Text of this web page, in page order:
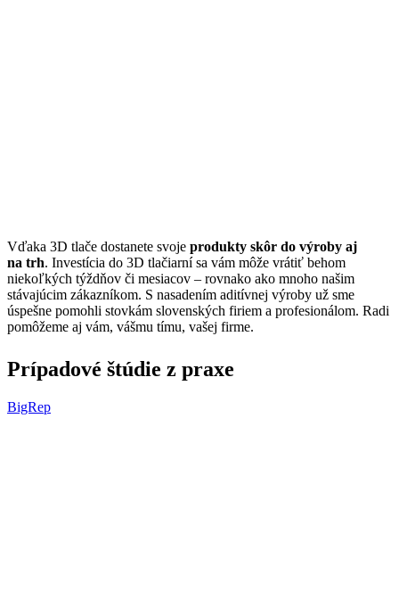
Vďaka 3D tlače dostanete svoje produkty skôr do výroby aj
na trh. Investícia do 3D tlačiarní sa vám môže vrátiť behom
niekoľkých týždňov či mesiacov – rovnako ako mnoho našim
stávajúcim zákazníkom. S nasadením aditívnej výroby už sme
úspešne pomohli stovkám slovenských firiem a profesionálom. Radi
pomôžeme aj vám, vášmu tímu, vašej firme.
Prípadové štúdie z praxe
BigRep